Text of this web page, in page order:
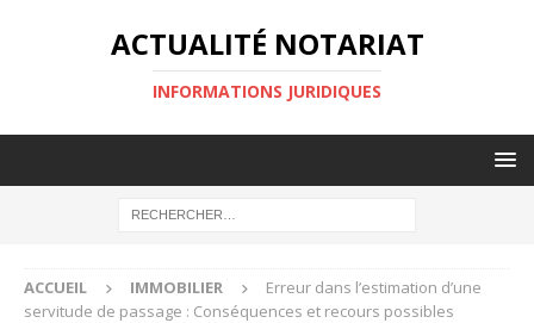
ACTUALITÉ NOTARIAT
INFORMATIONS JURIDIQUES
ACCUEIL IMMOBILIER
Erreur dans l’estimation d’une
servitude de passage : Conséquences et recours possibles